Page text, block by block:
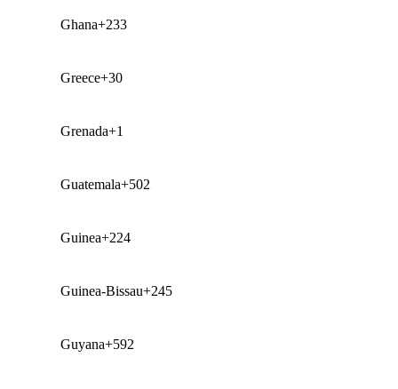
Ghana+233
Greece+30
Grenada+1
Guatemala+502
Guinea+224
Guinea-Bissau+245
Guyana+592